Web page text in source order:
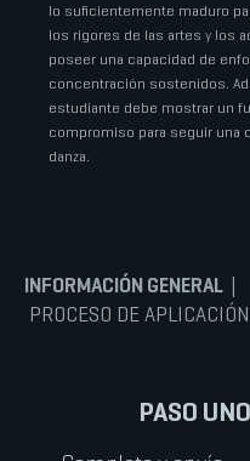
lo suficientemente maduro
los rigores de las artes y los
poseer una capacidad de
concentración sostenidos.
estudiante debe mostrar un
compromiso para seguir una
danza.
INFORMACIÓN GENERAL |
PROCESO DE APLICACIÓN
PASO UNO